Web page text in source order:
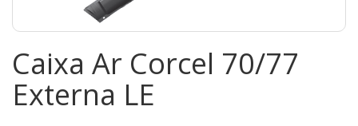
Caixa Ar Corcel 70/77
Externa LE